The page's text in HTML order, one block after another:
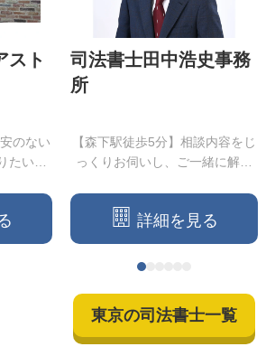
スト
のない
たい、
司法書士田中浩史事務
所
【森下駅徒歩5分】相談内容をじ
っくりお伺いし、ご一緒に解決
詳細を見る
東京の司法書士一覧